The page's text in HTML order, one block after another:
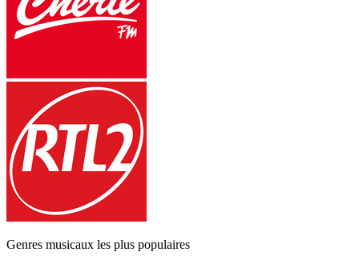
Genres musicaux les plus populaires